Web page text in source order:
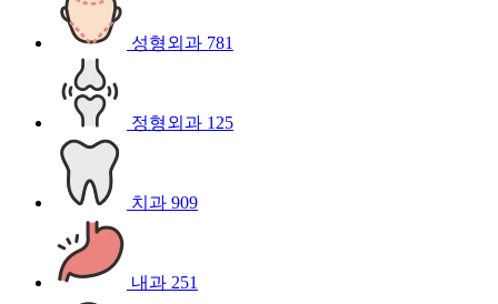
성형외과 781
정형외과 125
치과 909
내과 251